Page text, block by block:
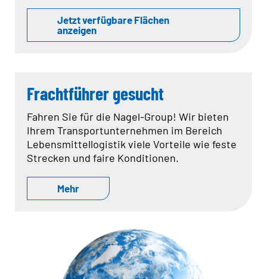
Jetzt verfügbare Flächen
anzeigen
Frachtführer gesucht
Fahren Sie für die Nagel-Group! Wir bieten
Ihrem Transportunternehmen im Bereich
Lebensmittellogistik viele Vorteile wie feste
Strecken und faire Konditionen.
Mehr